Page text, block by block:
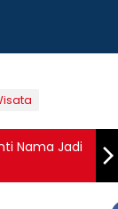
Nama Jadi